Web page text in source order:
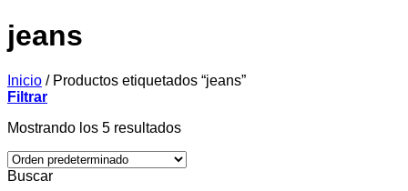
jeans
Inicio /Productos etiquetados “jeans”
Filtrar
Mostrando los 5 resultados
Buscar